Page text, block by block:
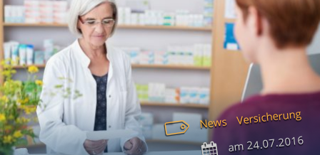
News Versicherung
am24.07.2016